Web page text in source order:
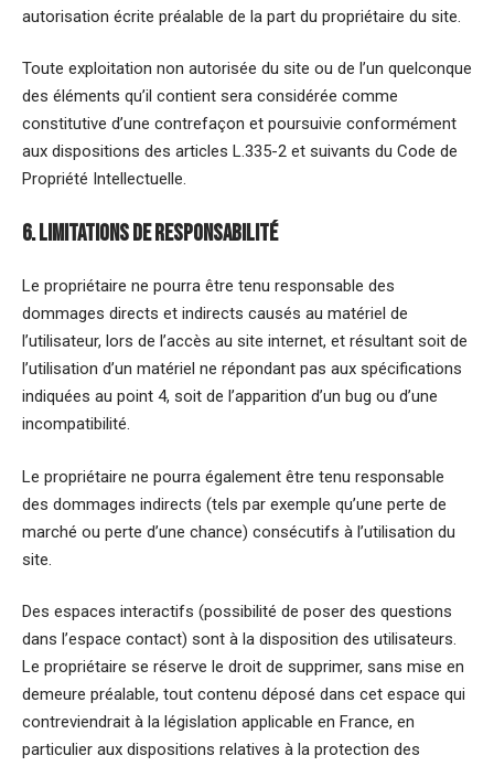
autorisation écrite préalable de la part du propriétaire du site.
Toute exploitation non autorisée du site ou de l’un quelconque
des éléments qu’il contient sera considérée comme
constitutive d’une contrefaçon et poursuivie conformément
aux dispositions des articles L.335-2 et suivants du Code de
Propriété Intellectuelle.
6. Limitations de responsabilité
Le propriétaire ne pourra être tenu responsable des
dommages directs et indirects causés au matériel de
l’utilisateur, lors de l’accès au site internet, et résultant soit de
l’utilisation d’un matériel ne répondant pas aux spécifications
indiquées au point 4, soit de l’apparition d’un bug ou d’une
incompatibilité.
Le propriétaire ne pourra également être tenu responsable
des dommages indirects (tels par exemple qu’une perte de
marché ou perte d’une chance) consécutifs à l’utilisation du
site.
Des espaces interactifs (possibilité de poser des questions
dans l’espace contact) sont à la disposition des utilisateurs.
Le propriétaire se réserve le droit de supprimer, sans mise en
demeure préalable, tout contenu déposé dans cet espace qui
contreviendrait à la législation applicable en France, en
particulier aux dispositions relatives à la protection des